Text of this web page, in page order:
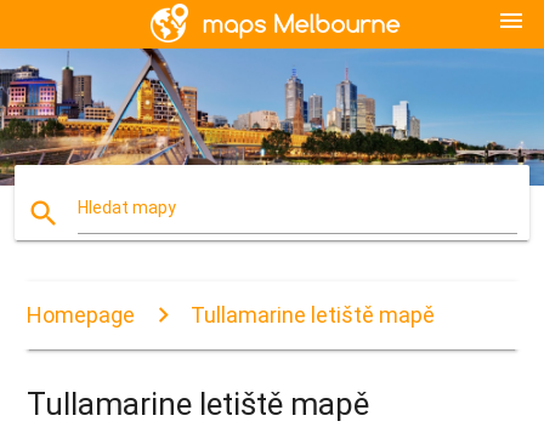
menu
search Hledat mapy
Homepage Tullamarine letiště mapě
Tullamarine letiště mapě